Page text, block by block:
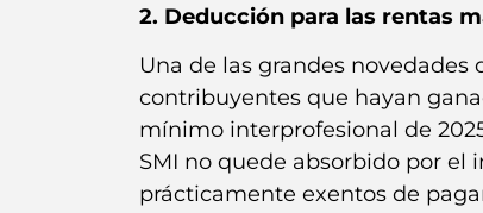
2. Deducción para las rentas
Una de las grandes
contribuyentes que hayan
mínimo interprofesional de
SMI no quede absorbido por
prácticamente exentos de